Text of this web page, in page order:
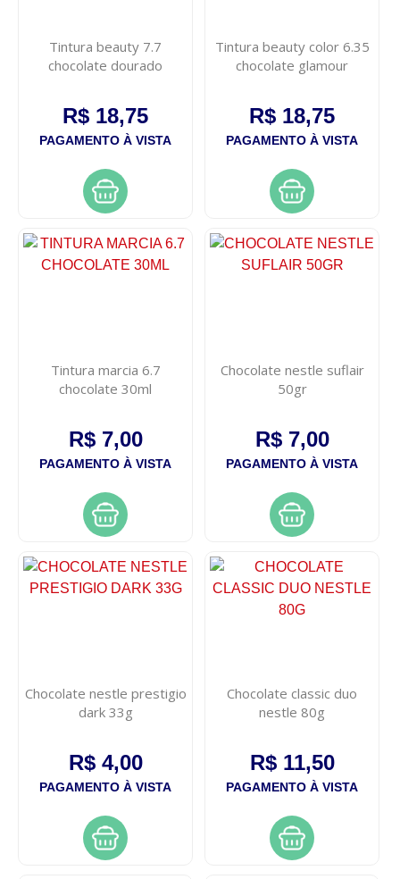
Tintura beauty 7.7
chocolate dourado
R$ 18,75
PAGAMENTO À VISTA
Tintura beauty color 6.35
chocolate glamour
R$ 18,75
PAGAMENTO À VISTA
Tintura marcia 6.7
chocolate 30ml
R$ 7,00
PAGAMENTO À VISTA
Chocolate nestle suflair
50gr
R$ 7,00
PAGAMENTO À VISTA
Chocolate nestle prestigio
dark 33g
R$ 4,00
PAGAMENTO À VISTA
Chocolate classic duo
nestle 80g
R$ 11,50
PAGAMENTO À VISTA